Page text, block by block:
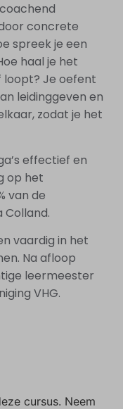
concrete
spreek je een
haal je het
loopt? Je oefent
leidinggeven en
zodat je het
effectief en
op het
van de
Colland.
vaardig in het
Na afloop
leermeester
VHG.
cursus. Neem